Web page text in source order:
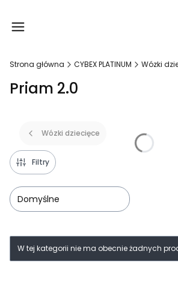
Strona główna CYBEX PLATINUM Wózki
Priam 2.0
Wózki dziecięce
Filtry
Domyślne
Lista produktów
W tej kategorii nie ma obecnie żadnych